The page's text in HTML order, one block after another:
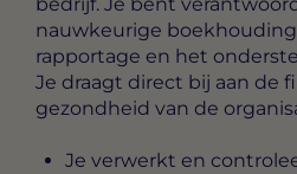
nauwkeurige
rapportage en het
Je draagt direct bij aan de
gezondheid van de
Je verwerkt en